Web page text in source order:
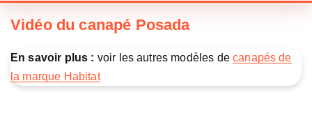
Vidéo du canapé Posada
En savoir plus : voir les autres modèles decanapés de
la marque Habitat